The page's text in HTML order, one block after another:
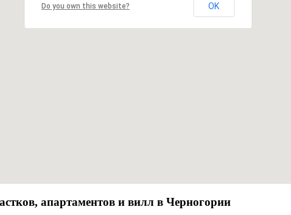
Do you own this website? OK
апартаментов и вилл в Черногории